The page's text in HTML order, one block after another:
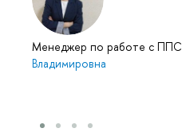
Менеджер по работе с ППС
Владимировна